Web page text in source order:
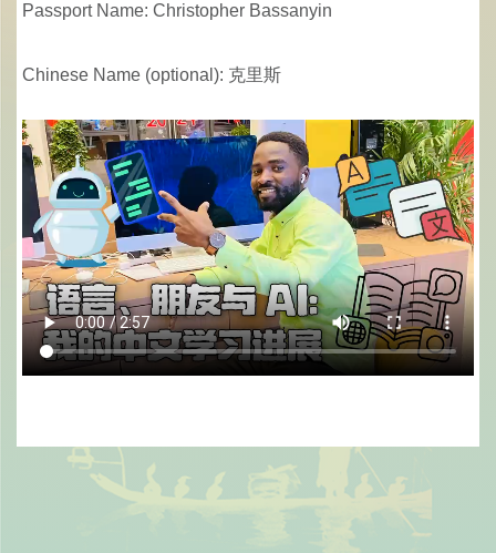
Passport Name: Christopher Bassanyin
Chinese Name (optional): 克里斯